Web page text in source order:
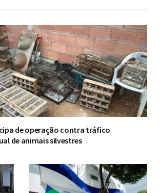
de operação contra tráfico
de animais silvestres